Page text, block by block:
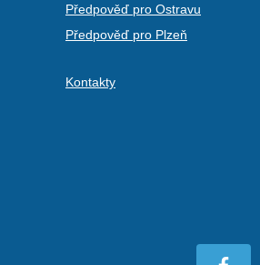
Předpověď pro Ostravu
Předpověď pro Plzeň
Kontakty